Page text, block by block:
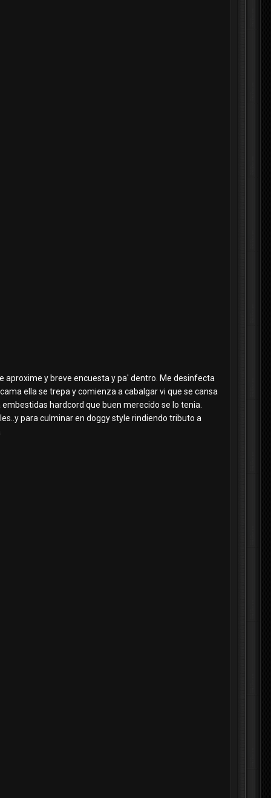
aproxime y breve encuesta y pa' dentro. Me desinfecta
ella se trepa y comienza a cabalgar vi que se cansa
hardcord que buen merecido se lo tenia.
para culminar en doggy style rindiendo tributo a